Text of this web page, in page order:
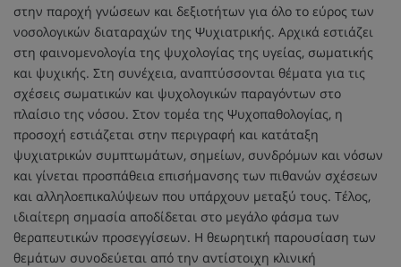
στην παροχή γνώσεων και δεξιοτήτων για όλο το εύρος των
νοσολογικών διαταραχών της Ψυχιατρικής. Αρχικά εστιάζει
στη φαινομενολογία της ψυχολογίας της υγείας, σωματικής
και ψυχικής. Στη συνέχεια, αναπτύσσονται θέματα για τις
σχέσεις σωματικών και ψυχολογικών παραγόντων στο
πλαίσιο της νόσου. Στον τομέα της Ψυχοπαθολογίας, η
προσοχή εστιάζεται στην περιγραφή και κατάταξη
ψυχιατρικών συμπτωμάτων, σημείων, συνδρόμων και νόσων
και γίνεται προσπάθεια επισήμανσης των πιθανών σχέσεων
και αλληλοεπικαλύψεων που υπάρχουν μεταξύ τους. Τέλος,
ιδιαίτερη σημασία αποδίδεται στο μεγάλο φάσμα των
θεραπευτικών προσεγγίσεων. Η θεωρητική παρουσίαση των
θεμάτων συνοδεύεται από την αντίστοιχη κλινική